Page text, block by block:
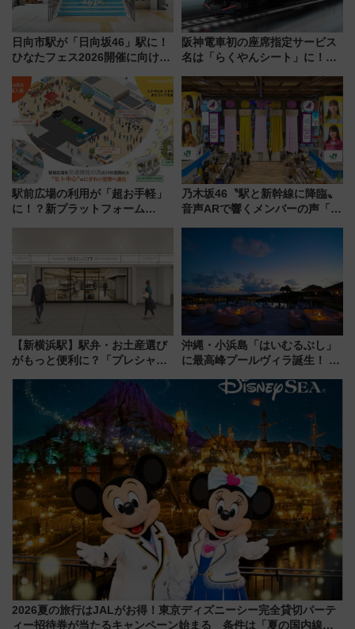
日向市駅が「日向坂46」駅に！
ひなたフェス2026開催に向けJR
全力応援 夜行列車「ドリーム
おひさま号」も走る
阪神電車初の座席指定サービス
名は「らくやんシート」に！新
を快適移動
駅前広場の利用が「超お手軽」
に！？新プラットフォーム
乃木坂46〝駅と新幹線に降臨〟
音声ARで響くメンバーの声「真
【新横浜駅】駅弁・お土産選び
がもっと便利に？「プレシャス
ン 場所や営業時間・限定弁当
を紹介
沖縄・小浜島「はいむるぶし」
に最高峰プールヴィラ誕生！ 石
美旅「何もしない贅沢」を体験
してみない？
2026夏の旅行はJALがお得！東京ディズニーシー完全貸切パーテ
ィー招待券が当たるキャンペーン始まる 条件は「夏の国内線に2